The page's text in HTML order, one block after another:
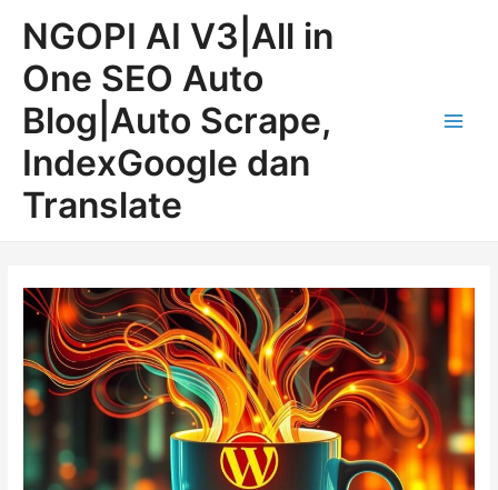
NGOPI AI V3|All in
One SEO Auto
Blog|Auto Scrape,
IndexGoogle dan
Translate
navigation